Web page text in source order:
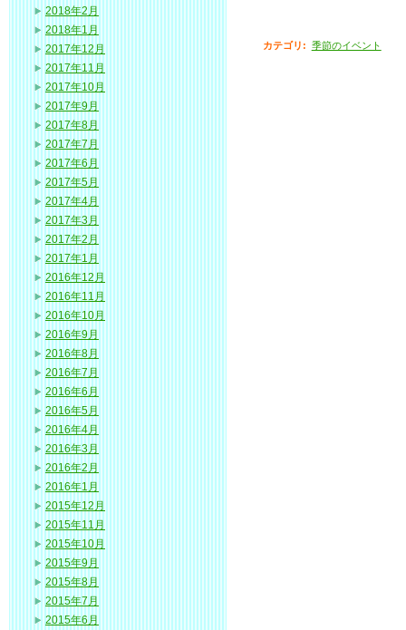
カテゴリ : 季節のイベント
2018年2月
2018年1月
2017年12月
2017年11月
2017年10月
2017年9月
2017年8月
2017年7月
2017年6月
2017年5月
2017年4月
2017年3月
2017年2月
2017年1月
2016年12月
2016年11月
2016年10月
2016年9月
2016年8月
2016年7月
2016年6月
2016年5月
2016年4月
2016年3月
2016年2月
2016年1月
2015年12月
2015年11月
2015年10月
2015年9月
2015年8月
2015年7月
2015年6月